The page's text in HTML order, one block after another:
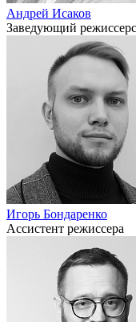
Андрей Исаков
Заведующий
Игорь Бондаренко
Ассистент режиссера